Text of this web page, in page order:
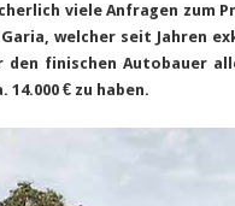
viele Anfragen zum
welcher seit Jahren
finischen Autobauer
14.000 € zu haben.